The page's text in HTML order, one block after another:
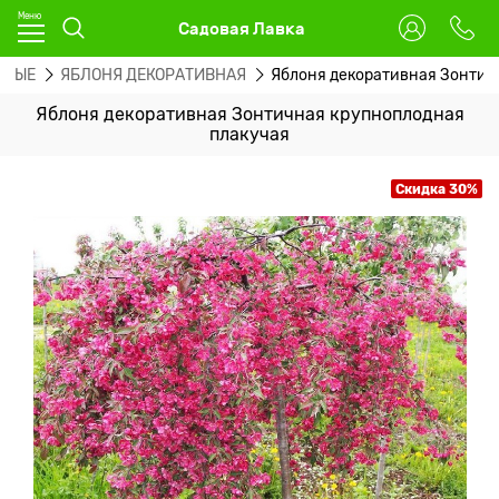
Садовая Лавка
ЯБЛОНЯ ДЕКОРАТИВНАЯ Яблоня декоративная
Яблоня декоративная Зонтичная крупноплодная
плакучая
Скидка 30%